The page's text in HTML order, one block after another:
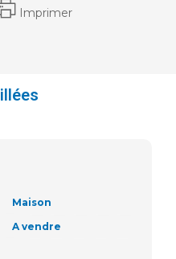
Imprimer
Maison
A vendre